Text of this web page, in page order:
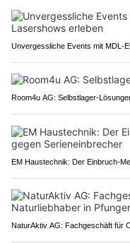
Unvergessliche Events mit MDL-
Room4u AG: Selbstlager-
EM Haustechnik: Der Einbruch-
NaturAktiv AG: Fachgeschäft für